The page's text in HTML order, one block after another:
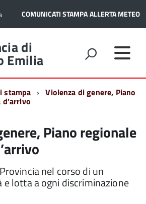
COMUNICATI STAMPAALLERTA METEO
di
Emilia
stampa Violenza di genere, Piano
Piano regionale
nel corso di un
lotta a ogni discriminazione